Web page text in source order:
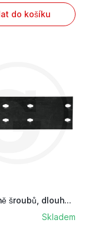
do košíku
Plaz včetně šroubů, dlouhé provedení
Skladem